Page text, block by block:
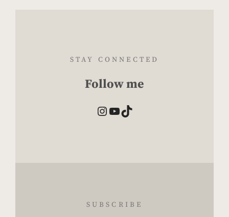
STAY CONNECTED
Follow me
InstagramYouTube TikTok
SUBSCRIBE